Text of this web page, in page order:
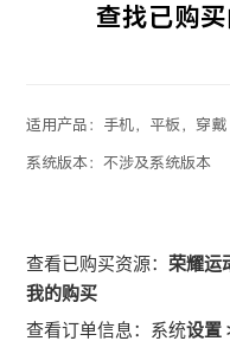
查找已购
适用产品： 手机，平板，穿戴
系统版本：不涉及系统版本
查看已购买资源： 荣耀运
我的购买
查看订单信息：系统设置